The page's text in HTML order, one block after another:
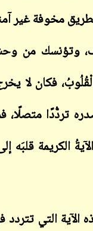
مخوفة غير
من
فكان لا
تردُّدًا
قلبَه
التي تتردد